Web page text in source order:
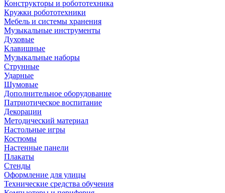
Конструкторы и робототехника
Кружки робототехники
Мебель и системы хранения
Музыкальные инструменты
Духовые
Клавишные
Музыкальные наборы
Струнные
Ударные
Шумовые
Дополнительное оборудование
Патриотическое воспитание
Декорации
Методический материал
Настольные игры
Костюмы
Настенные панели
Плакаты
Стенды
Оформление для улицы
Технические средства обучения